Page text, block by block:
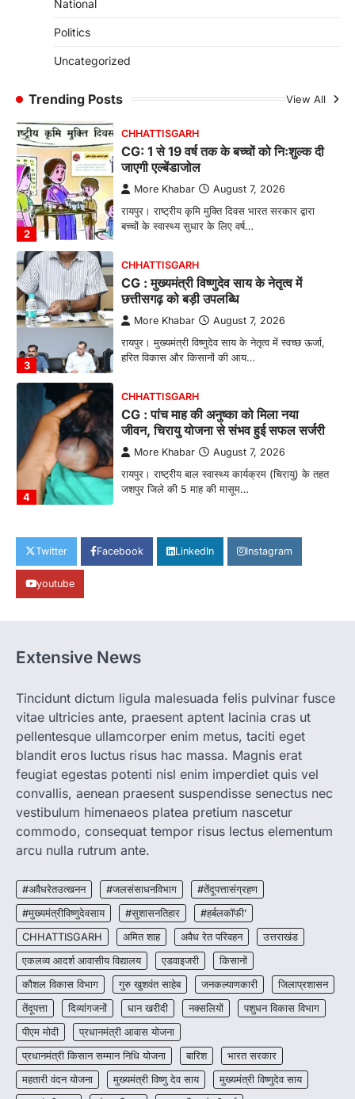
National
Politics
Uncategorized
Trending Posts View All
CG: छिपली की दीदियों का कमाल, बकरी
बनाने की दिशा में जिले के नगरी…
2
CHHATTISGARH
CG: 1 से 19 वर्ष तक के बच्चों को निःशुल्क दी
जाएगी एल्बेंडाजोल
More Khabar August 7, 2026
रायपुर। राष्ट्रीय कृमि मुक्ति दिवस भारत सरकार द्वारा
बच्चों के स्वास्थ्य सुधार के लिए वर्ष…
3
CHHATTISGARH
CG : मुख्यमंत्री विष्णुदेव साय के नेतृत्व में
छत्तीसगढ़ को बड़ी उपलब्धि
More Khabar August 7, 2026
रायपुर। मुख्यमंत्री विष्णुदेव साय के नेतृत्व में स्वच्छ ऊर्जा,
हरित विकास और किसानों की आय…
4
CHHATTISGARH
CG : पांच माह की अनुष्का को मिला नया
जीवन, चिरायु योजना से संभव हुई सफल सर्जरी
More Khabar August 7, 2026
रायपुर। राष्ट्रीय बाल स्वास्थ्य कार्यक्रम (चिरायु) के तहत
जशपुर जिले की 5 माह की मासूम…
CG: छिपली की दीदियों का कमाल, बकरी
पालन से बढ़ी आय और मजबूत हुआ आत्मविश्वास
बनाने की दिशा में जिले के नगरी…
2
CHHATTISGARH
जाएगी एल्बेंडाजोल
More Khabar August 7, 2026
रायपुर। राष्ट्रीय कृमि मुक्ति दिवस भारत सरकार द्वारा
बच्चों के स्वास्थ्य सुधार के लिए वर्ष…
3
CHHATTISGARH
CG : मुख्यमंत्री विष्णुदेव साय के नेतृत्व में
छत्तीसगढ़ को बड़ी उपलब्धि
More Khabar
हरित विकास और किसानों की आय…
4
CHHATTISGARH
CG : पांच माह की अनुष्का को मिला नया
जीवन, चिरायु योजना से संभव हुई सफल सर्जरी
More Khabar August 7, 2026
रायपुर। राष्ट्रीय बाल स्वास्थ्य कार्यक्रम (चिरायु) के तहत
जशपुर जिले की 5 माह की मासूम…
Twitter Facebook LinkedIn Instagram
youtube
Extensive News
Tincidunt dictum ligula malesuada felis pulvinar fusce
vitae ultricies ante, praesent aptent lacinia cras ut
pellentesque ullamcorper enim metus, taciti eget
blandit eros luctus risus hac massa. Magnis erat
feugiat egestas potenti nisl enim imperdiet quis vel
convallis, aenean praesent suspendisse senectus nec
vestibulum himenaeos platea pretium nascetur
commodo, consequat tempor risus lectus elementum
arcu nulla rutrum ante.
#अवैधरेतउत्खनन #जलसंसाधनविभाग
#तेंदूपत्तासंग्रहण
#मुख्यमंत्रीविष्णुदेवसाय
#सुशासनतिहार
#हर्बलकॉफी’
CHHATTISGARH
अमित शाह अवैध रेत परिवहन
उत्तराखंड
एकलव्य आदर्श आवासीय विद्यालय
एडवाइजरी
किसानों
कौशल विकास विभाग
गुरु खुशवंत साहेब जनकल्याणकारी
जिलाप्रशासन
तेंदूपत्ता
दिव्यांगजनों धान खरीदी नक्सलियों
पशुधन विकास विभाग
पीएम मोदी
प्रधानमंत्री आवास योजना
प्रधानमंत्री किसान सम्मान निधि योजना
बारिश
भारत सरकार
महतारी वंदन योजना
मुख्यमंत्री विष्णु देव साय
मुख्यमंत्री विष्णुदेव साय